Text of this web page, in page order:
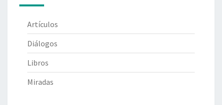
Artículos
Diálogos
Libros
Miradas